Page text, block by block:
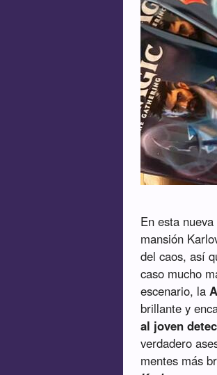
En esta
mansión
del caos, así
caso mucho
escenario, la
brillante y
al joven
verdadero
mentes más